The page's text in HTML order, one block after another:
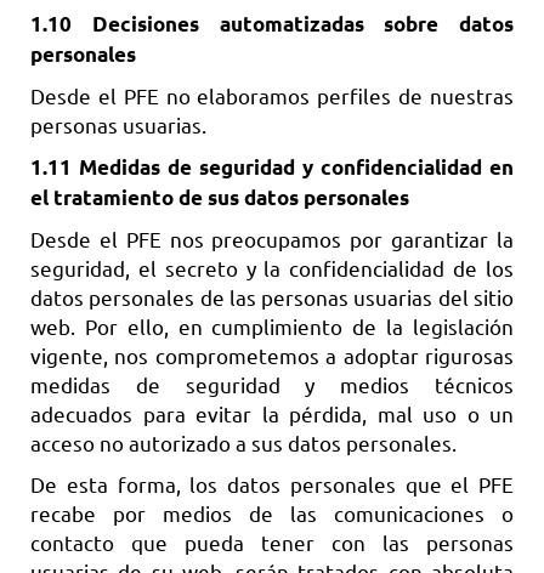
1.10 Decisiones automatizadas sobre datos
personales
Desde el PFE no elaboramos perfiles de nuestras
personas usuarias.
1.11 Medidas de seguridad y confidencialidad en
el tratamiento de sus datos personales
Desde el PFE nos preocupamos por garantizar la
seguridad, el secreto y la confidencialidad de los
datos personales de las personas usuarias del sitio
web. Por ello, en cumplimiento de la legislación
vigente, nos comprometemos a adoptar rigurosas
medidas de seguridad y medios técnicos
adecuados para evitar la pérdida, mal uso o un
acceso no autorizado a sus datos personales.
De esta forma, los datos personales que el PFE
recabe por medios de las comunicaciones o
contacto que pueda tener con las personas